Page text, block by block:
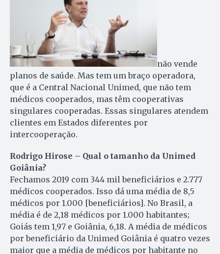
não vende
planos de saúde. Mas tem um braço operadora,
que é a Central Nacional Unimed, que não tem
médicos cooperados, mas têm cooperativas
singulares cooperadas. Essas singulares atendem
clientes em Estados diferentes por
intercooperação.
Rodrigo Hirose – Qual o tamanho da Unimed
Goiânia?
Fechamos 2019 com 344 mil beneficiários e 2.777
médicos cooperados. Isso dá uma média de 8,5
médicos por 1.000 [beneficiários]. No Brasil, a
média é de 2,18 médicos por 1.000 habitantes;
Goiás tem 1,97 e Goiânia, 6,18. A média de médicos
por beneficiário da Unimed Goiânia é quatro vezes
maior que a média de médicos por habitante no